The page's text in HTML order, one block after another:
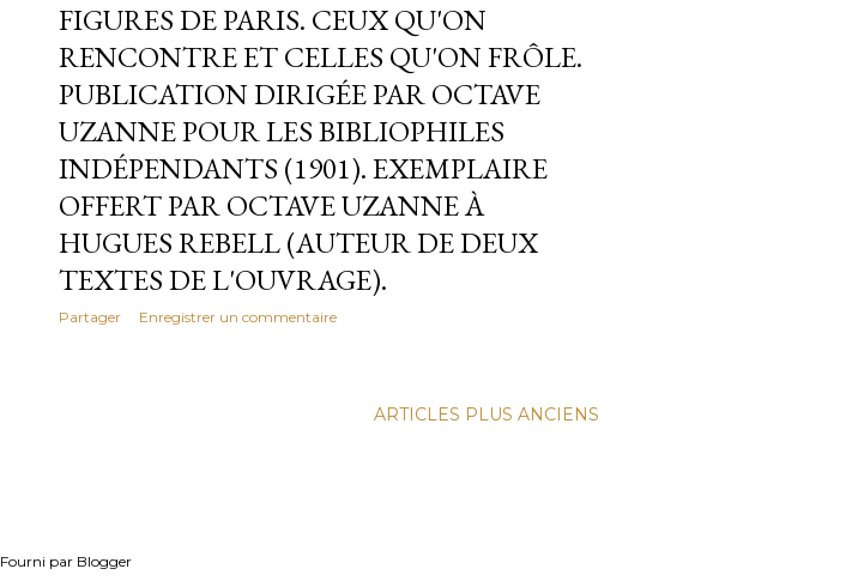
FIGURES DE PARIS. CEUX QU'ON
RENCONTRE ET CELLES QU'ON FRÔLE.
PUBLICATION DIRIGÉE PAR OCTAVE
UZANNE POUR LES BIBLIOPHILES
INDÉPENDANTS (1901). EXEMPLAIRE
OFFERT PAR OCTAVE UZANNE À
HUGUES REBELL (AUTEUR DE DEUX
TEXTES DE L'OUVRAGE).
Partager Enregistrer un commentaire
ARTICLES PLUS ANCIENS
Fourni par Blogger